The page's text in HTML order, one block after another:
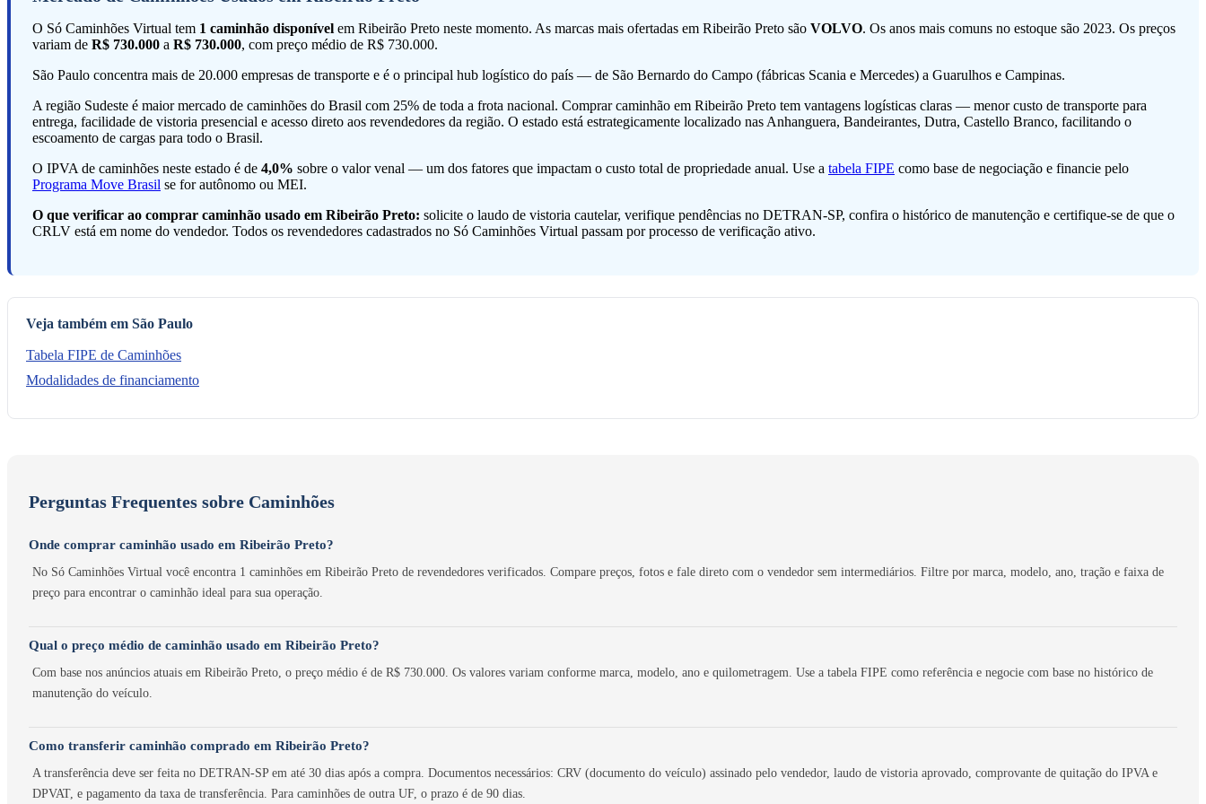
O Só Caminhões Virtual tem 1 caminhão disponível em Ribeirão Preto neste momento. As marcas mais ofertadas em Ribeirão Preto são VOLVO. Os anos mais comuns no estoque são 2023. Os preços
variam de R$ 730.000 a R$ 730.000, com preço médio de R$ 730.000.
São Paulo concentra mais de 20.000 empresas de transporte e é o principal hub logístico do país — de São Bernardo do Campo (fábricas Scania e Mercedes) a Guarulhos e Campinas.
A região Sudeste é maior mercado de caminhões do Brasil com 25% de toda a frota nacional. Comprar caminhão em Ribeirão Preto tem vantagens logísticas claras — menor custo de transporte para
entrega, facilidade de vistoria presencial e acesso direto aos revendedores da região. O estado está estrategicamente localizado nas Anhanguera, Bandeirantes, Dutra, Castello Branco, facilitando o
escoamento de cargas para todo o Brasil.
O IPVA de caminhões neste estado é de 4,0% sobre o valor venal — um dos fatores que impactam o custo total de propriedade anual. Use a tabela FIPE como base de negociação e financie pelo
Programa Move Brasil se for autônomo ou MEI.
O que verificar ao comprar caminhão usado em Ribeirão Preto: solicite o laudo de vistoria cautelar, verifique pendências no DETRAN-SP, confira o histórico de manutenção e certifique-se de que o
CRLV está em nome do vendedor. Todos os revendedores cadastrados no Só Caminhões Virtual passam por processo de verificação ativo.
Veja também em São Paulo
Tabela FIPE de Caminhões
Modalidades de financiamento
Perguntas Frequentes sobre Caminhões
Onde comprar caminhão usado em Ribeirão Preto?
No Só Caminhões Virtual você encontra 1 caminhões em Ribeirão Preto de revendedores verificados. Compare preços, fotos e fale direto com o vendedor sem intermediários. Filtre por marca, modelo, ano, tração e faixa de
preço para encontrar o caminhão ideal para sua operação.
Qual o preço médio de caminhão usado em Ribeirão Preto?
Com base nos anúncios atuais em Ribeirão Preto, o preço médio é de R$ 730.000. Os valores variam conforme marca, modelo, ano e quilometragem. Use a tabela FIPE como referência e negocie com base no histórico de
manutenção do veículo.
Como transferir caminhão comprado em Ribeirão Preto?
A transferência deve ser feita no DETRAN-SP em até 30 dias após a compra. Documentos necessários: CRV (documento do veículo) assinado pelo vendedor, laudo de vistoria aprovado, comprovante de quitação do IPVA e
DPVAT, e pagamento da taxa de transferência. Para caminhões de outra UF, o prazo é de 90 dias.